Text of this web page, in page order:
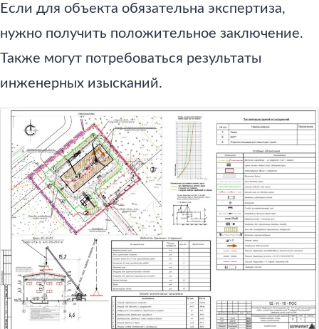
Если для объекта обязательна экспертиза,
нужно получить положительное заключение.
Также могут потребоваться результаты
инженерных изысканий.